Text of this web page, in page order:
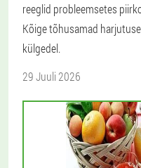
reeglid probleemsetes
Kõige tõhusamad
külgedel.
29 Juuli 2026